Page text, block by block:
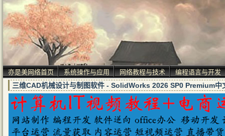
亦是美网络首页 系统操作与应用 网络教程与技术 编程语言与开发
三维CAD机械设计与制图软件 - SolidWorks 2026 SP0 Premium中